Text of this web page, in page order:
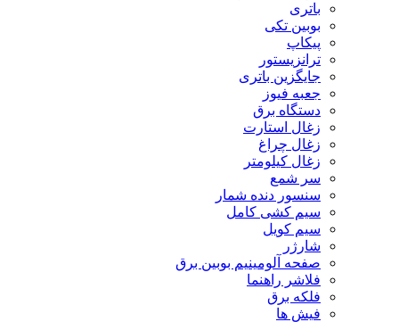
باتری
بوبین تکی
پیکاپ
ترانزیستور
جایگزین باتری
جعبه فیوز
دستگاه برق
زغال استارت
زغال چراغ
زغال کیلومتر
سر شمع
سنسور دنده شمار
سیم کشی کامل
سیم کویل
شارژر
صفحه آلومینیم بوبین برق
فلاشر راهنما
فلکه برق
فیش ها